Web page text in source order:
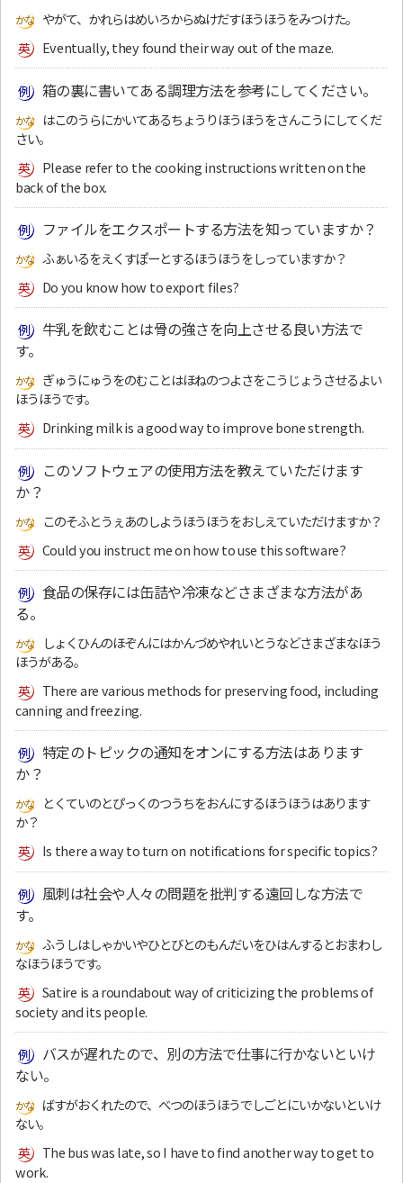
やがて、かれらはめいろからぬけだすほうほうをみつけた。
Eventually, they found their way out of the maze.
箱の裏に書いてある調理方法を参考にしてください。
はこのうらにかいてあるちょうりほうほうをさんこうにしてくだ
さい。
Please refer to the cooking instructions written on the
back of the box.
ファイルをエクスポートする方法を知っていますか？
ふぁいるをえくすぽーとするほうほうをしっていますか？
Do you know how to export files?
牛乳を飲むことは骨の強さを向上させる良い方法で
す。
ぎゅうにゅうをのむことはほねのつよさをこうじょうさせるよい
ほうほうです。
Drinking milk is a good way to improve bone strength.
このソフトウェアの使用方法を教えていただけます
か？
このそふとうぇあのしようほうほうをおしえていただけますか？
Could you instruct me on how to use this software?
食品の保存には缶詰や冷凍などさまざまな方法があ
る。
しょくひんのほぞんにはかんづめやれいとうなどさまざまなほう
ほうがある。
There are various methods for preserving food, including
canning and freezing.
特定のトピックの通知をオンにする方法はあります
か？
とくていのとぴっくのつうちをおんにするほうほうはあります
か？
Is there a way to turn on notifications for specific topics?
風刺は社会や人々の問題を批判する遠回しな方法で
す。
ふうしはしゃかいやひとびとのもんだいをひはんするとおまわし
なほうほうです。
Satire is a roundabout way of criticizing the problems of
society and its people.
バスが遅れたので、別の方法で仕事に行かないといけ
ない。
ばすがおくれたので、べつのほうほうでしごとにいかないといけ
ない。
The bus was late, so I have to find another way to get to
work.